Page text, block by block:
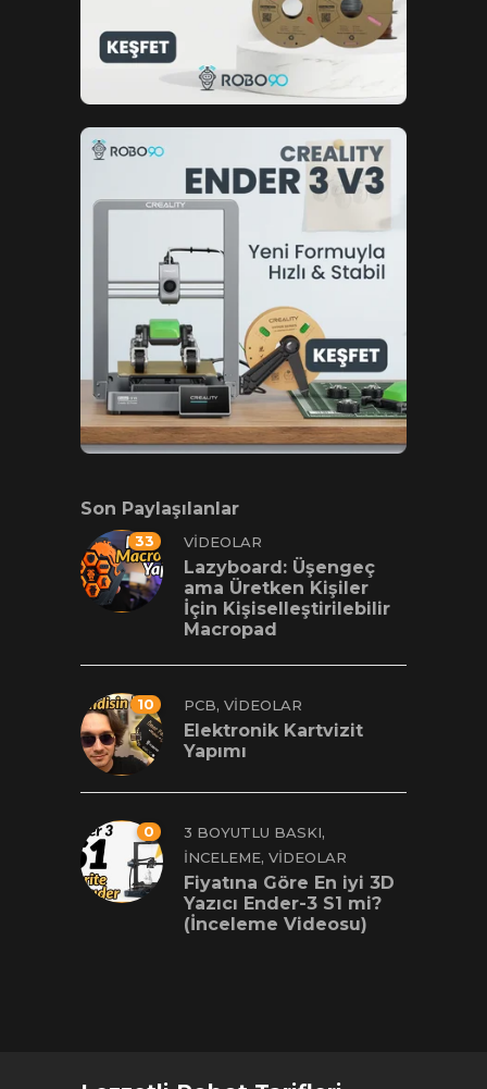
Son Paylaşılanlar
33 VIDEOLAR
Lazyboard: Üşengeç
ama Üretken Kişiler
İçin Kişiselleştirilebilir
Macropad
10 PCB, VIDEOLAR
Elektronik Kartvizit
Yapımı
0 3 BOYUTLU BASKI,
İNCELEME, VIDEOLAR
Fiyatına Göre En iyi 3D
Yazıcı Ender-3 S1 mi?
(İnceleme Videosu)